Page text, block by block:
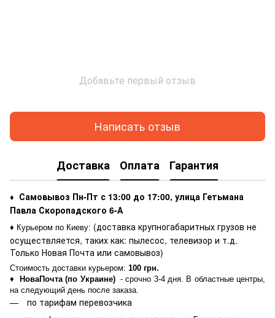
Добавьте первый отзыв
Написать отзыв
Доставка Оплата Гарантия
♦
Самовывоз Пн-Пт с 13:00 до 17:00, улица Гетьмана
Павла Скоропадского 6-А
♦ Курьером по Киеву: (доставка крупногабаритных грузов не
осуществляется, таких как: пылесос, телевизор и т.д.
Только Новая Почта или самовывоз)
Стоимость доставки курьером: 100 грн.
♦ НоваПочта (по Украине)- срочно 3-4 дня. В областные центры,
на следующий день после заказа.
по тарифам перевозчика